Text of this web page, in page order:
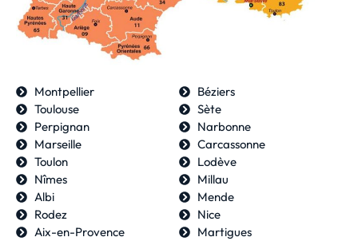
Montpellier
Toulouse
Perpignan
Marseille
Toulon
Nîmes
Béziers
Sète
Narbonne
Carcassonne
Lodève
Millau
Albi
Rodez
Aix-en-Provence
Mende
Nice
Martigues